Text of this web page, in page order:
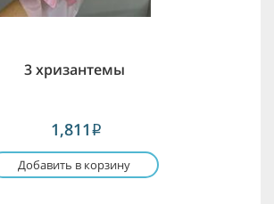
3 хризантемы
1,811 i
Добавить в корзину